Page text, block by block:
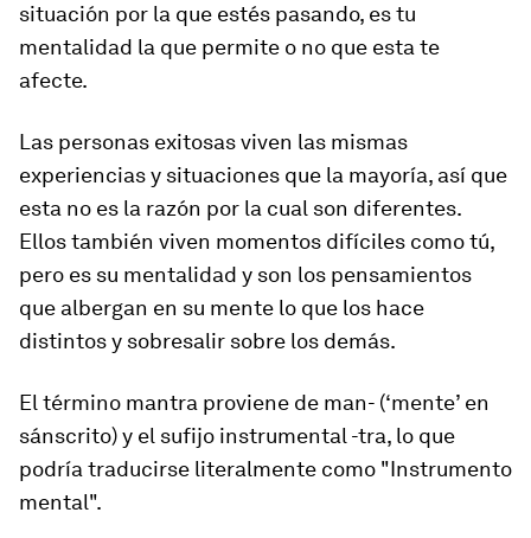
situación por la que estés pasando, es tu
mentalidad la que permite o no que esta te
afecte.
Las personas exitosas viven las mismas
experiencias y situaciones que la mayoría, así que
esta no es la razón por la cual son diferentes.
Ellos también viven momentos difíciles como tú,
pero es su mentalidad y son los pensamientos
que albergan en su mente lo que los hace
distintos y sobresalir sobre los demás.
El término mantra proviene de man- (‘mente’ en
sánscrito) y el sufijo instrumental -tra, lo que
podría traducirse literalmente como "Instrumento
mental".